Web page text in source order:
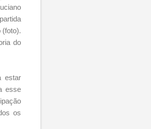
(foto).
do
estar
esse
os